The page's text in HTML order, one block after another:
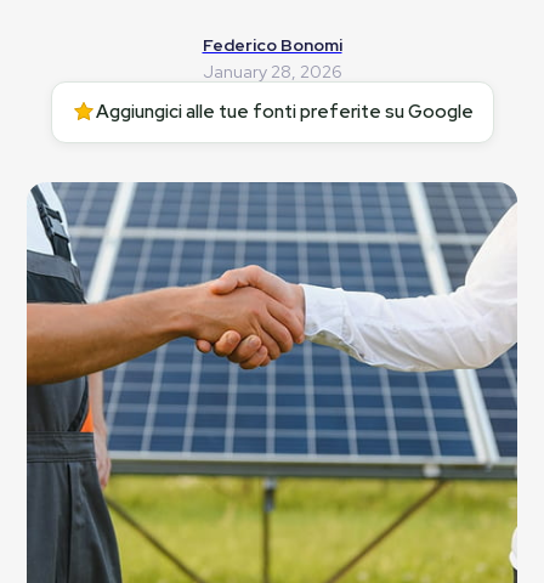
Federico Bonomi
January 28, 2026
Aggiungici alle tue fonti preferite su Google